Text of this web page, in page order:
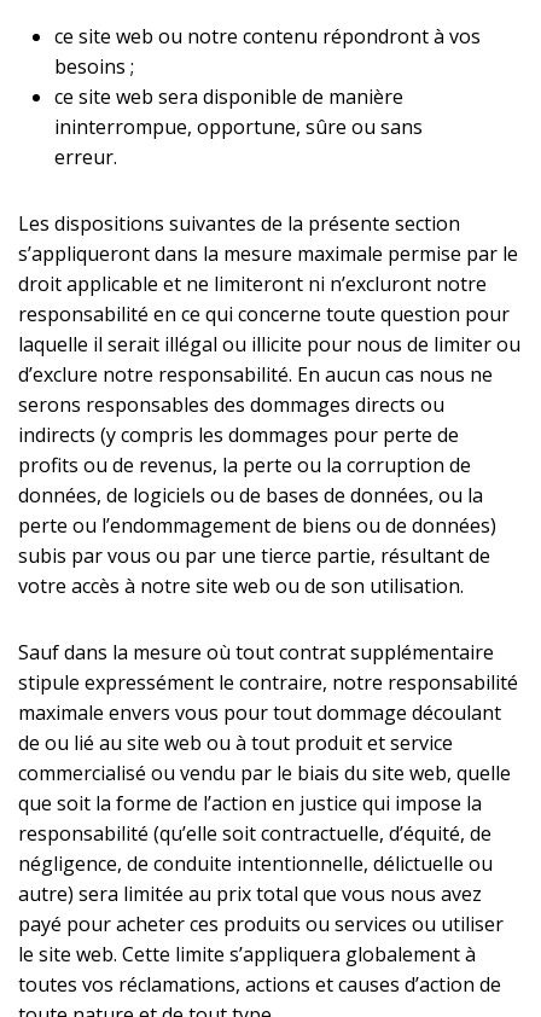
ce site web ou notre contenu répondront à vos
besoins ;
ce site web sera disponible de manière
ininterrompue, opportune, sûre ou sans
erreur.
Les dispositions suivantes de la présente section
s’appliqueront dans la mesure maximale permise par le
droit applicable et ne limiteront ni n’excluront notre
responsabilité en ce qui concerne toute question pour
laquelle il serait illégal ou illicite pour nous de limiter ou
d’exclure notre responsabilité. En aucun cas nous ne
serons responsables des dommages directs ou
indirects (y compris les dommages pour perte de
profits ou de revenus, la perte ou la corruption de
données, de logiciels ou de bases de données, ou la
perte ou l’endommagement de biens ou de données)
subis par vous ou par une tierce partie, résultant de
votre accès à notre site web ou de son utilisation.
Sauf dans la mesure où tout contrat supplémentaire
stipule expressément le contraire, notre responsabilité
maximale envers vous pour tout dommage découlant
de ou lié au site web ou à tout produit et service
commercialisé ou vendu par le biais du site web, quelle
que soit la forme de l’action en justice qui impose la
responsabilité (qu’elle soit contractuelle, d’équité, de
négligence, de conduite intentionnelle, délictuelle ou
autre) sera limitée au prix total que vous nous avez
payé pour acheter ces produits ou services ou utiliser
le site web. Cette limite s’appliquera globalement à
toutes vos réclamations, actions et causes d’action de